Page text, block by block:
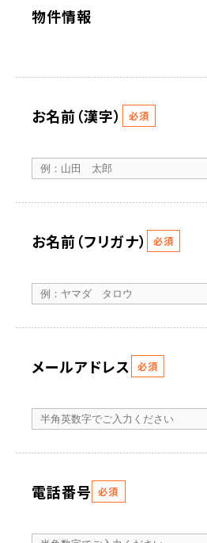
物件情報
お名前（漢字） 必須
お名前（フリガナ） 必須
メールアドレス 必須
電話番号 必須